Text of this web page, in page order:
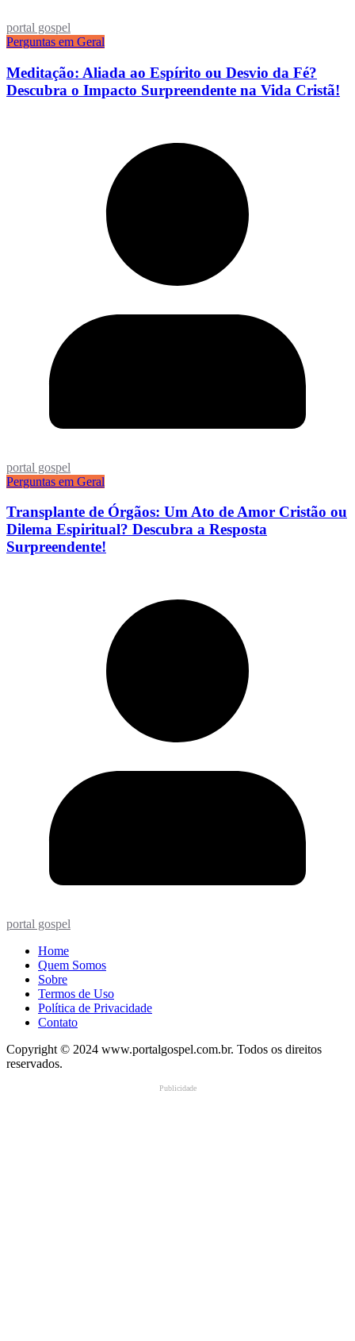
portal gospel
Perguntas em Geral
Meditação: Aliada ao Espírito ou Desvio da Fé?
Descubra o Impacto Surpreendente na Vida Cristã!
portal gospel
Perguntas em Geral
Transplante de Órgãos: Um Ato de Amor Cristão ou
Dilema Espiritual? Descubra a Resposta
Surpreendente!
portal gospel
Home
Quem Somos
Sobre
Termos de Uso
Política de Privacidade
Contato
Copyright © 2024 www.portalgospel.com.br. Todos os direitos
reservados.
Publicidade